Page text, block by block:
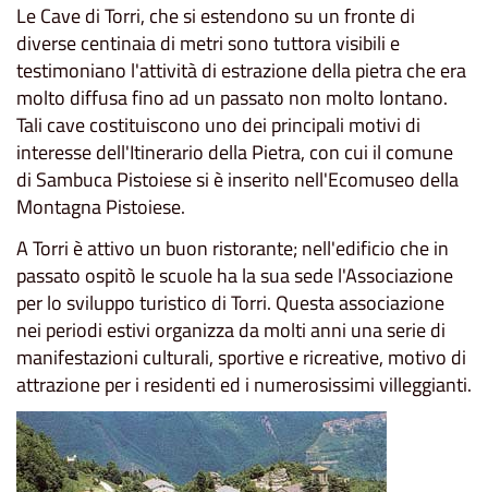
Le Cave di Torri, che si estendono su un fronte di
diverse centinaia di metri sono tuttora visibili e
testimoniano l'attività di estrazione della pietra che era
molto diffusa fino ad un passato non molto lontano.
Tali cave costituiscono uno dei principali motivi di
interesse dell'Itinerario della Pietra, con cui il comune
di Sambuca Pistoiese si è inserito nell'Ecomuseo della
Montagna Pistoiese.
A Torri è attivo un buon ristorante; nell'edificio che in
passato ospitò le scuole ha la sua sede l'Associazione
per lo sviluppo turistico di Torri. Questa associazione
nei periodi estivi organizza da molti anni una serie di
manifestazioni culturali, sportive e ricreative, motivo di
attrazione per i residenti ed i numerosissimi villeggianti.